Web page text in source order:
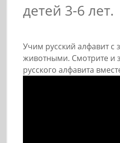
детей 3-6 лет.
Учим русский алфавит с
животными. Смотрите и
русского алфавита